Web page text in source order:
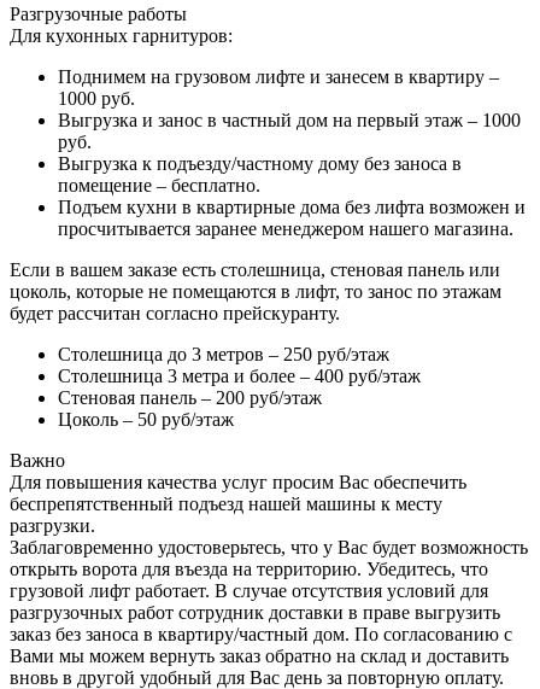
Разгрузочные работы
Для кухонных гарнитуров:
Поднимем на грузовом лифте и занесем в квартиру –
1000 руб.
Выгрузка и занос в частный дом на первый этаж – 1000
руб.
Выгрузка к подъезду/частному дому без заноса в
помещение – бесплатно.
Подъем кухни в квартирные дома без лифта возможен и
просчитывается заранее менеджером нашего магазина.
Если в вашем заказе есть столешница, стеновая панель или
цоколь, которые не помещаются в лифт, то занос по этажам
будет рассчитан согласно прейскуранту.
Столешница до 3 метров – 250 руб/этаж
Столешница 3 метра и более – 400 руб/этаж
Стеновая панель – 200 руб/этаж
Цоколь – 50 руб/этаж
Важно
Для повышения качества услуг просим Вас обеспечить
беспрепятственный подъезд нашей машины к месту
разгрузки.
Заблаговременно удостоверьтесь, что у Вас будет возможность
открыть ворота для въезда на территорию. Убедитесь, что
грузовой лифт работает. В случае отсутствия условий для
разгрузочных работ сотрудник доставки в праве выгрузить
заказ без заноса в квартиру/частный дом. По согласованию с
Вами мы можем вернуть заказ обратно на склад и доставить
вновь в другой удобный для Вас день за повторную оплату.